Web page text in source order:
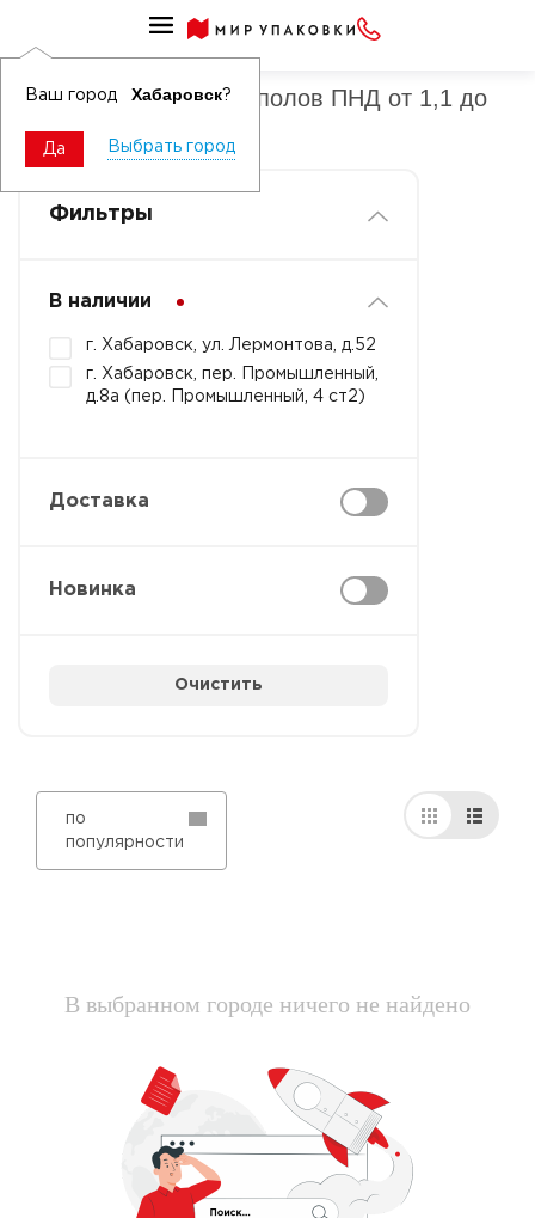
Ваш город Хабаровск?
Да Выбрать город
Средства для мытья полов ПНД от 1,1 до
Фильтры
В наличии
г. Хабаровск, ул. Лермонтова, д.52
г. Хабаровск, пер. Промышленный,
д.8а (пер. Промышленный, 4 ст2)
Доставка
Новинка
Очистить
по
популярности
В выбранном городе ничего не найдено